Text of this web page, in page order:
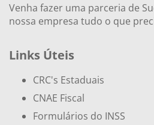
Venha fazer uma parceria de
nossa empresa tudo o que
Links Úteis
CRC's Estaduais
CNAE Fiscal
Formulários do INSS